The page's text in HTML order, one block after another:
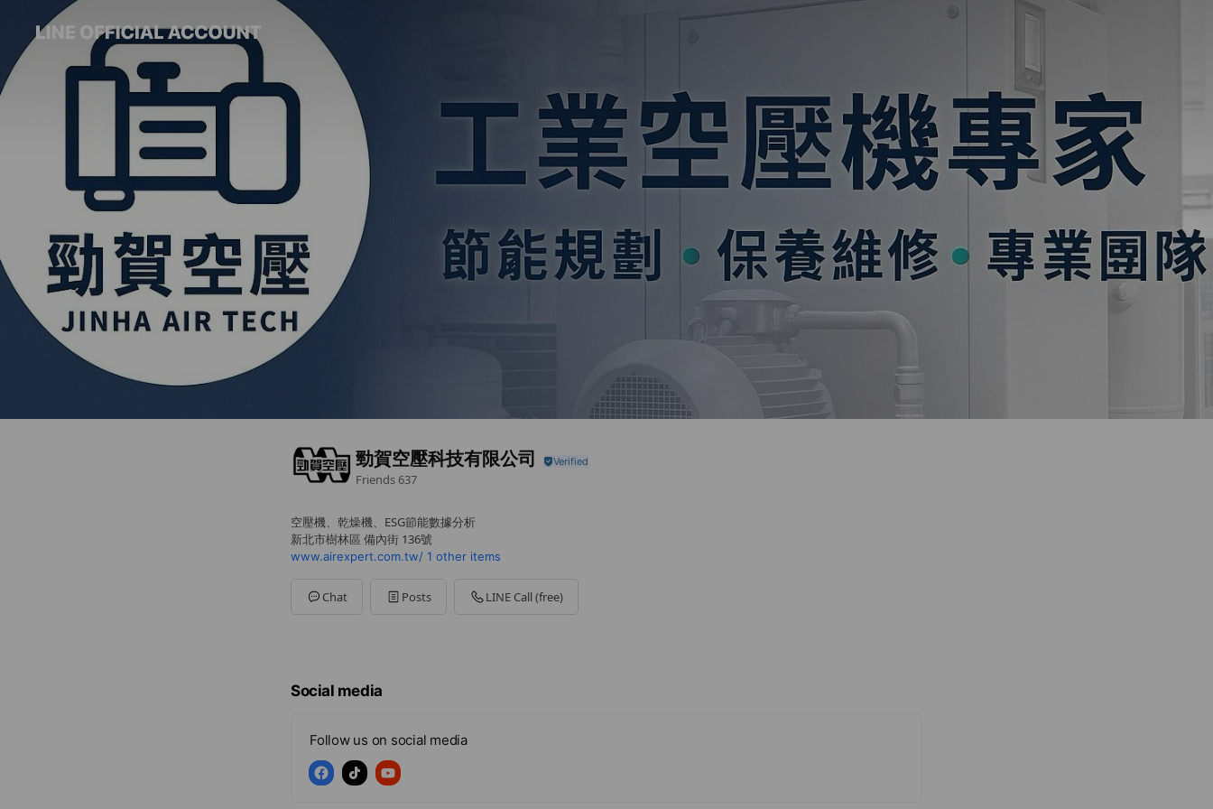
勁賀空壓科技有限公司
Friends 637
空壓機、乾燥機、ESG節能數據分析
新北市樹林區 備內街 136號
www.airexpert.com.tw/ 1 other items
Chat Posts LINE Call (free)
Social media
Follow us on social media